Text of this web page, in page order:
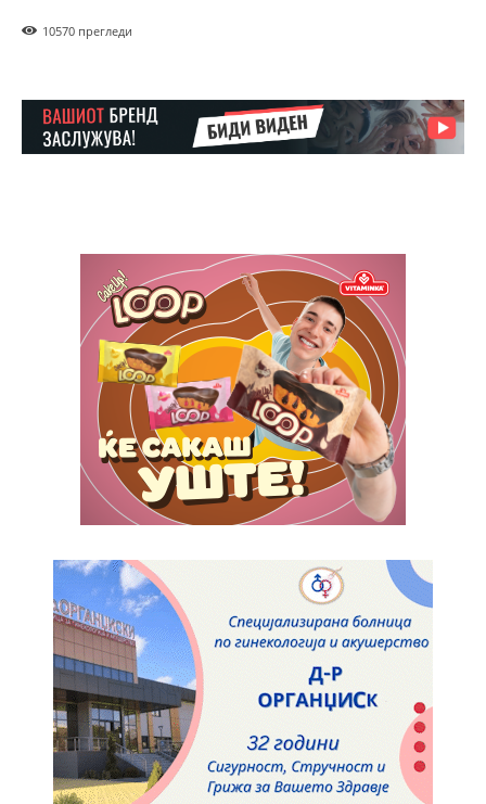
Ut mollis pellentesque tortor
Nullam eu erat condimentum
100 / yearplaceholder text
ИЗБЕРЕТЕ ПЛАН
Full member access:
Praesent euismod ac
Ut mollis pellentesque tortor
Nullam eu erat condimentum
Donec quis est ac felis
Orci varius natoque dolor
Yearly pricing Monthly pricing
10570 прегледи